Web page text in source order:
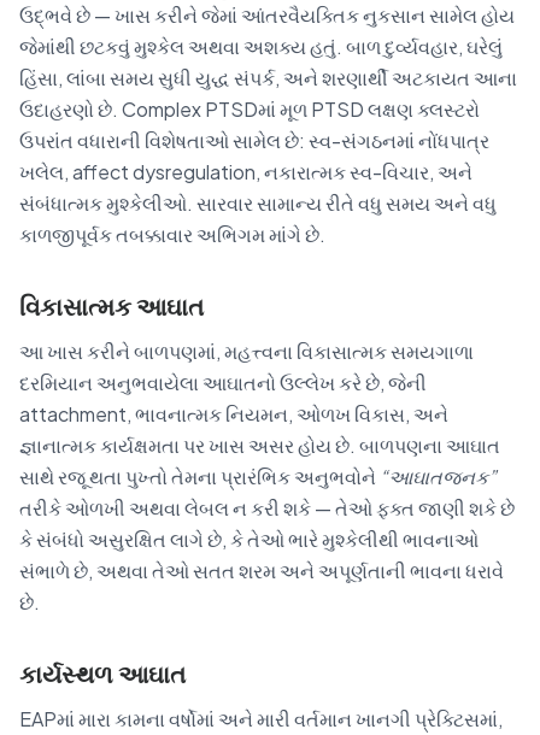
ઉદ્ભવે છે — ખાસ કરીને જેમાં આંતરવૈયક્તિક નુકસાન સામેલ હોય
જેમાંથી છટકવું મુશ્કેલ અથવા અશક્ય હતું. બાળ દુર્વ્યવહાર, ઘરેલું
હિંસા, લાંબા સમય સુધી યુદ્ધ સંપર્ક, અને શરણાર્થી અટકાયત આના
ઉદાહરણો છે. Complex PTSDમાં મૂળ PTSD લક્ષણ ક્લસ્ટરો
ઉપરાંત વધારાની વિશેષતાઓ સામેલ છે: સ્વ-સંગઠનમાં નોંધપાત્ર
ખલેલ, affect dysregulation, નકારાત્મક સ્વ-વિચાર, અને
સંબંધાત્મક મુશ્કેલીઓ. સારવાર સામાન્ય રીતે વધુ સમય અને વધુ
કાળજીપૂર્વક તબક્કાવાર અભિગમ માંગે છે.
વિકાસાત્મક આઘાત
આ ખાસ કરીને બાળપણમાં, મહત્ત્વના વિકાસાત્મક સમયગાળા
દરમિયાન અનુભવાયેલા આઘાતનો ઉલ્લેખ કરે છે, જેની
attachment, ભાવનાત્મક નિયમન, ઓળખ વિકાસ, અને
જ્ઞાનાત્મક કાર્યક્ષમતા પર ખાસ અસર હોય છે. બાળપણના આઘાત
સાથે રજૂ થતા પુખ્તો તેમના પ્રારંભિક અનુભવોને “આઘાતજનક”
તરીકે ઓળખી અથવા લેબલ ન કરી શકે — તેઓ ફક્ત જાણી શકે છે
કે સંબંધો અસુરક્ષિત લાગે છે, કે તેઓ ભારે મુશ્કેલીથી ભાવનાઓ
સંભાળે છે, અથવા તેઓ સતત શરમ અને અપૂર્ણતાની ભાવના ધરાવે
છે.
કાર્યસ્થળ આઘાત
EAPમાં મારા કામના વર્ષોમાં અને મારી વર્તમાન ખાનગી પ્રેક્ટિસમાં,